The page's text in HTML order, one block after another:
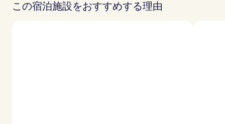
この宿泊施設をおすすめする理由